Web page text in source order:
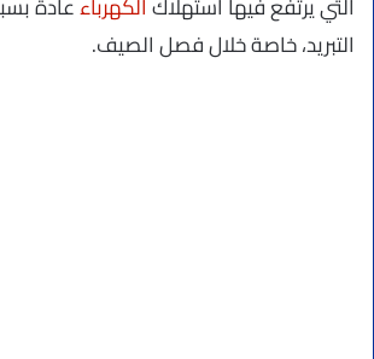
التبريد، خاصة خلال فصل الصيف.